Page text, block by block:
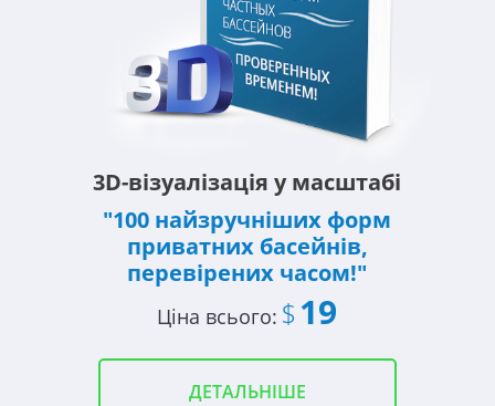
3D-візуалізація у масштабі
"100 найзручніших форм
приватних басейнів,
перевірених часом!"
Ціна всього: $ 19
ДЕТАЛЬНІШЕ